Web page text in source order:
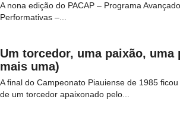
A nona edição do PACAP – Programa
Performativas –...
Um torcedor, uma paixão, uma
mais uma)
A final do Campeonato Piauiense de 1985
de um torcedor apaixonado pelo...